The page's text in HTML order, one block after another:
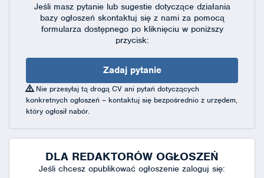
Jeśli masz pytanie lub sugestie dotyczące działania
bazy ogłoszeń skontaktuj się z nami za pomocą
formularza dostępnegopo kliknięciu w poniższy
przycisk:
Zadaj pytanie
Nie przesyłaj tą drogą CV ani pytań dotyczących
konkretnych ogłoszeń – kontaktuj się bezpośrednio z urzędem,
który ogłosił nabór.
DLA REDAKTORÓW OGŁOSZEŃ
Jeśli chcesz opublikować ogłoszenie zaloguj się: